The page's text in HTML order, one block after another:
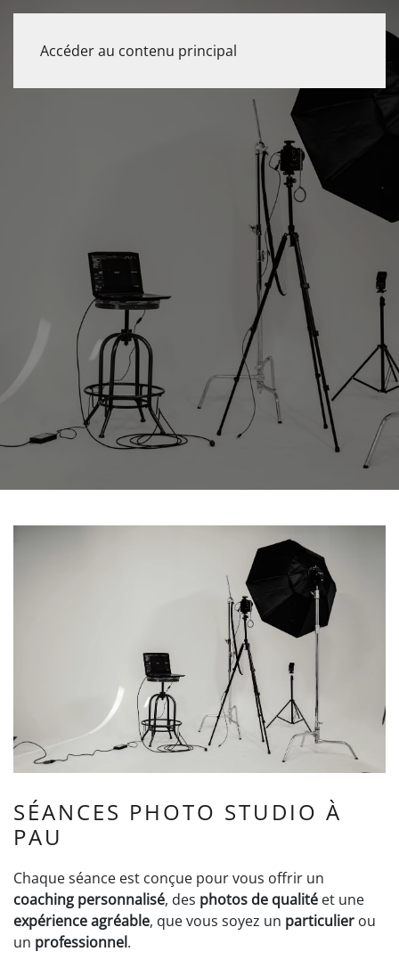
Accéder au contenu principal
SÉANCES PHOTO STUDIO À
PAU
Chaque séance est conçue pour vous offrir un
coaching personnalisé, des photos de qualité et une
expérience agréable, que vous soyez un particulier ou
un professionnel.